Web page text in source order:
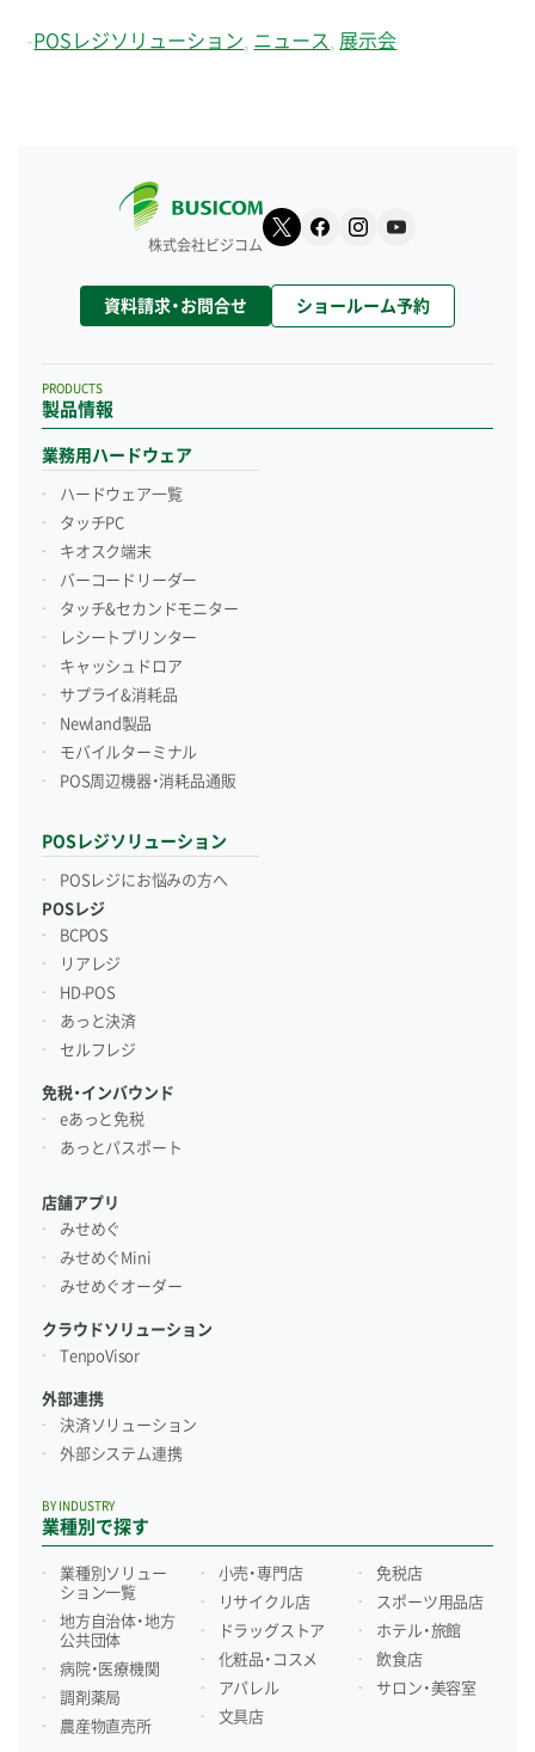
- POSレジソリューション ニュース 展示会
株式会社ビジコム
資料請求・お問合せ ショールーム予約
製品情報
PRODUCTS
業務用ハードウェア
ハードウェア一覧
タッチPC
キオスク端末
バーコードリーダー
タッチ&セカンドモニター
レシートプリンター
キャッシュドロア
サプライ&消耗品
Newland製品
モバイルターミナル
POS周辺機器・消耗品通販
POSレジソリューション
POSレジにお悩みの方へ
POSレジ
BCPOS
リアレジ
HD-POS
あっと決済
セルフレジ
免税・インバウンド
eあっと免税
あっとパスポート
店舗アプリ
みせめぐ
みせめぐMini
みせめぐオーダー
クラウドソリューション
TenpoVisor
外部連携
決済ソリューション
外部システム連携
業種別で探す
BY INDUSTRY
業種別ソリュー
ション一覧
地方自治体・地方
公共団体
病院・医療機関
調剤薬局
農産物直売所
小売・専門店
リサイクル店
ドラッグストア
化粧品・コスメ
アパレル
文具店
免税店
スポーツ用品店
ホテル・旅館
飲食店
サロン・美容室